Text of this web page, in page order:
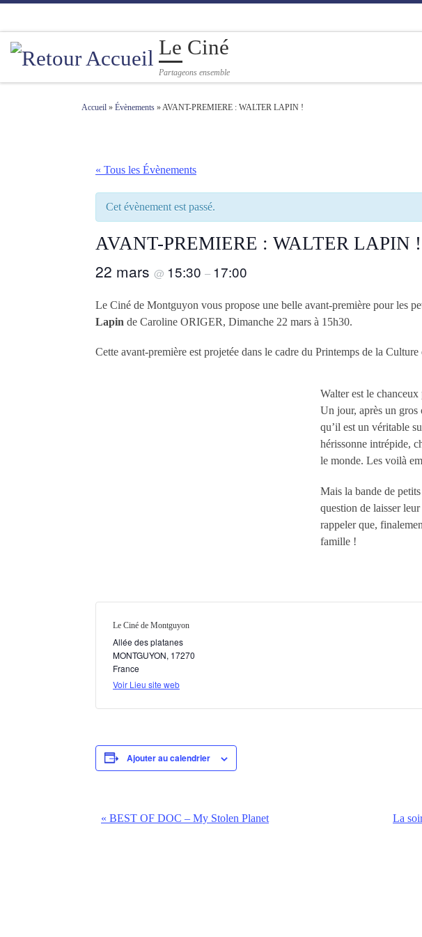
Le Ciné
Partageons ensemble
Accueil » Évènements »AVANT-PREMIERE : WALTER LAPIN !
« Tous les Évènements
Cet évènement est passé.
AVANT-PREMIERE : WALTER LAPIN !
22 mars @ 15:30 – 17:00
Le Ciné de Montguyon vous propose une belle avant-première pour les
Lapin de Caroline ORIGER, Dimanche 22 mars à 15h30.
Cette avant-première est projetée dans le cadre du Printemps de la
Walter est le chanceux
Un jour, après un
qu’il est un véritable
hérissonne intrépide,
le monde. Les voilà
Mais la bande de
question de laisser
rappeler que,
famille !
Le Ciné de Montguyon
Allée des platanes
MONTGUYON, 17270
France
Voir Lieu site web
Ajouter au calendrier
N
« BEST OF DOC – My Stolen Planet La